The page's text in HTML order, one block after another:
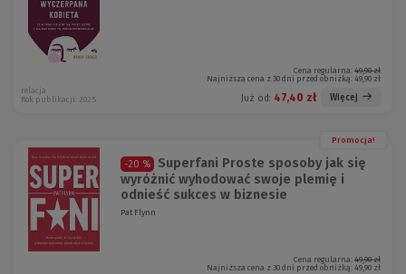
Cena regularna: 49,90 zł
Najniższa cena z 30 dni przed obniżką: 49,90 zł
Już od: 47,40 zł Więcej
relacja
Rok publikacji: 2025
Promocja!
-20 %
Superfani Proste sposoby jak się
wyróżnić wyhodować swoje plemię i
odnieść sukces w biznesie
Pat Flynn
Cena regularna: 49,90 zł
Najniższa cena z 30 dni przed obniżką: 49,90 zł